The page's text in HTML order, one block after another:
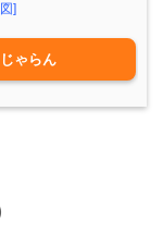
]
じゃらん